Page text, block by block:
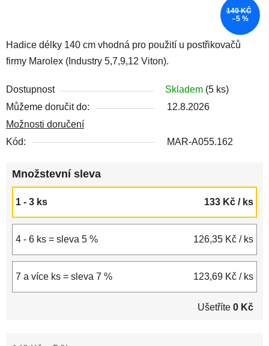
Hadice délky 140 cm vhodná pro použití u postřikovačů
firmy Marolex (Industry 5,7,9,12 Viton).
Dostupnost Skladem (5 ks)
Můžeme doručit do:
12.8.2026
Možnosti doručení
Kód:
MAR-A055.162
Množstevní sleva
1 - 3 ks 133 Kč / ks
4 - 6 ks = sleva 5 % 126,35 Kč / ks
7 a více ks = sleva 7 % 123,69 Kč / ks
Ušetříte 0 Kč
140 KČ
–5 %